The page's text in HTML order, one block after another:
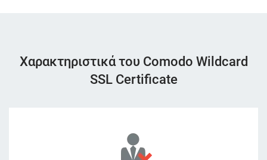
Χαρακτηριστικά του Comodo Wildcard
SSL Certificate